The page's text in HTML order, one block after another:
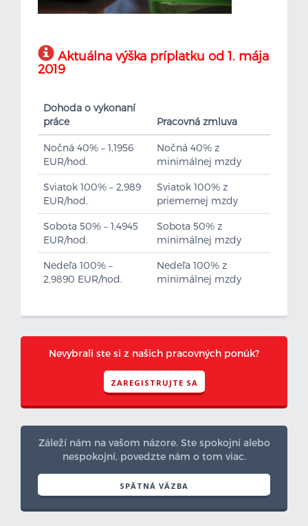
Aktuálna výška príplatku od 1. mája
2019
Dohoda o vykonaní
práce
Pracovná zmluva
Nočná 40% – 1,1956
EUR/hod.
Nočná 40% z
minimálnej mzdy
Sviatok 100% – 2,989
EUR/hod.
Sviatok 100% z
priemernej mzdy
Sobota 50% – 1,4945
EUR/hod.
Sobota 50% z
minimálnej mzdy
Nedeľa 100% –
2,9890 EUR/hod.
Nedeľa 100% z
minimálnej mzdy
Nevybrali ste si z našich pracovných ponúk?
ZAREGISTRUJTE SA
Záleží nám na vašom názore. Ste spokojní alebo
nespokojní, povedzte nám o tom viac.
SPÄTNÁ VÄZBA